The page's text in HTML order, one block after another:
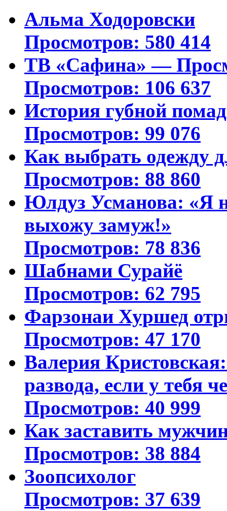
Альма Ходоровски
Просмотров: 580 414
ТВ «Сафина» —
Просмотров: 106 637
История губной
Просмотров: 99 076
Как выбрать одежду
Просмотров: 88 860
Юлдуз Усманова: «Я
выхожу замуж!»
Просмотров: 78 836
Шабнами Сурайё
Просмотров: 62 795
Фарзонаи Хуршед
Просмотров: 47 170
Валерия
развода, если у тебя
Просмотров: 40 999
Как заставить
Просмотров: 38 884
Зоопсихолог
Просмотров: 37 639